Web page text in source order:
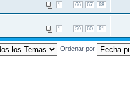
1 66 67 68
1 59 60 61
Ordenar por